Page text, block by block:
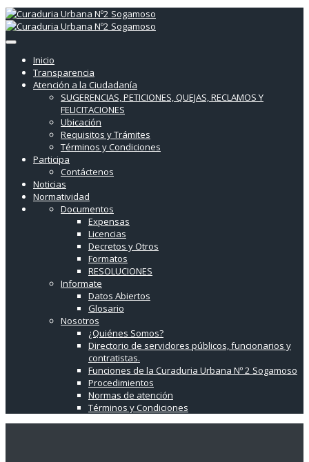
Inicio
Transparencia
Atención a la Ciudadanía
SUGERENCIAS, PETICIONES, QUEJAS, RECLAMOS Y
FELICITACIONES
Ubicación
Requisitos y Trámites
Términos y Condiciones
Participa
Contáctenos
Noticias
Normatividad
Documentos
Expensas
Licencias
Decretos y Otros
Formatos
RESOLUCIONES
Informate
Datos Abiertos
Glosario
Nosotros
¿Quiénes Somos?
Directorio de servidores públicos, funcionarios y
contratistas.
Funciones de la Curaduria Urbana Nº 2 Sogamoso
Procedimientos
Normas de atención
Términos y Condiciones